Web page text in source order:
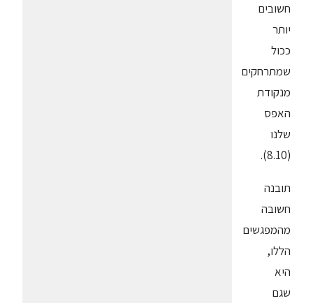
חשובים
יותר
ככול
שמתרחקים
מנקודת
האפס
שלנו
(8.10).
תובנה
חשובה
מהמפגשים
הללו,
היא
שגם